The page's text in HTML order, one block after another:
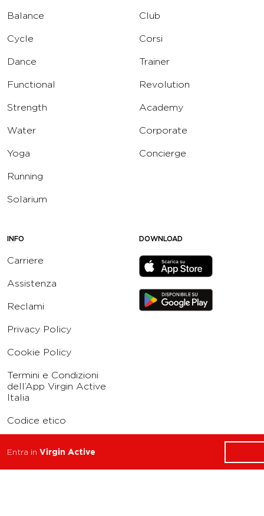
Balance
Cycle
Dance
Functional
Strength
Water
Yoga
Running
Solarium
Club
Corsi
Trainer
Revolution
Academy
Corporate
Concierge
INFO
Carriere
Assistenza
Reclami
Privacy Policy
Cookie Policy
Termini e Condizioni
dell’App Virgin Active
Italia
Codice etico
DOWNLOAD
Entra in Virgin Active